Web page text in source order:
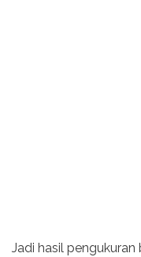
Jadi hasil pengukuran